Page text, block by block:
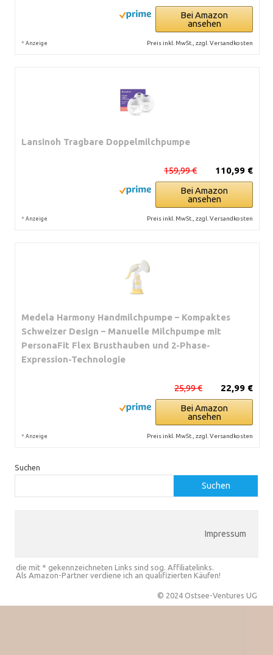
Bei Amazon
ansehen
* Anzeige Preis inkl. MwSt., zzgl. Versandkosten
Lansinoh Tragbare Doppelmilchpumpe
110,99 €
159,99 €
Bei Amazon
ansehen
* Anzeige Preis inkl. MwSt., zzgl. Versandkosten
Medela Harmony Handmilchpumpe – Kompaktes
Schweizer Design – Manuelle Milchpumpe mit
PersonaFit Flex Brusthauben und 2-Phase-
Expression-Technologie
22,99 €
25,99 €
Bei Amazon
ansehen
* Anzeige Preis inkl. MwSt., zzgl. Versandkosten
Suchen
Suchen
Impressum
die mit * gekennzeichneten Links sind sog. Affiliatelinks.
Als Amazon-Partner verdiene ich an qualifizierten Käufen!
© 2024 Ostsee-Ventures UG